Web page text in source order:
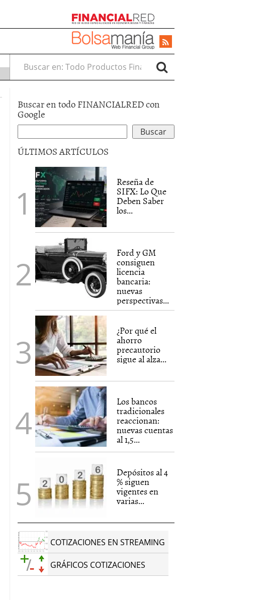
Buscar en:
Buscar en todo FINANCIALRED con
Google
ÚLTIMOS ARTÍCULOS
Reseña de
SIFX: Lo Que
Deben Saber
los...
Ford y GM
consiguen
licencia
bancaria:
nuevas
perspectivas...
¿Por qué el
ahorro
precautorio
sigue al alza...
Los bancos
tradicionales
reaccionan:
nuevas cuentas
al 1,5...
Depósitos al 4
% siguen
vigentes en
varias...
COTIZACIONES EN STREAMING
GRÁFICOS COTIZACIONES